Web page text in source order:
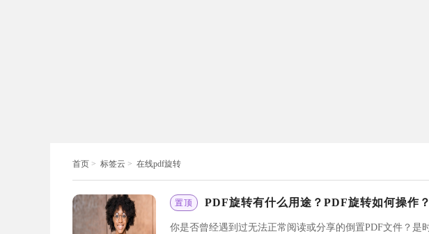
首页 > 标签云 > 在线pdf旋转
置顶 PDF旋转有什么用途？PDF旋转如何操作？
你是否曾经遇到过无法正常阅读或分享的倒置PDF文件？是